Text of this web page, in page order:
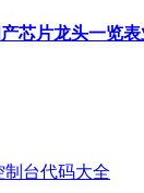
芯片龙头一览